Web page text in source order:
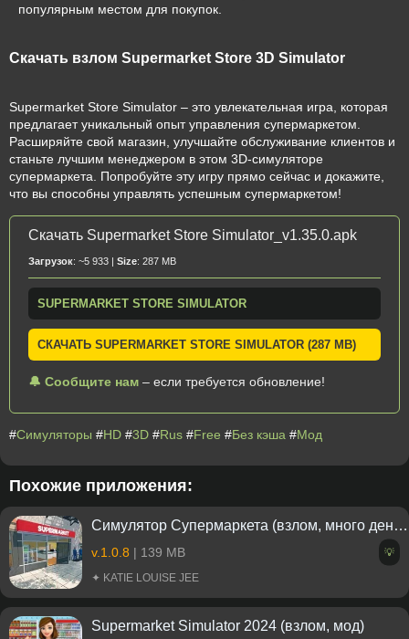
популярным местом для покупок.
Скачать взлом Supermarket Store 3D Simulator
Supermarket Store Simulator – это увлекательная игра, которая
предлагает уникальный опыт управления супермаркетом.
Расширяйте свой магазин, улучшайте обслуживание клиентов и
станьте лучшим менеджером в этом 3D-симуляторе
супермаркета. Попробуйте эту игру прямо сейчас и докажите,
что вы способны управлять успешным супермаркетом!
Скачать Supermarket Store Simulator_v1.35.0.apk
Загрузок: ~5 933 | Size: 287 MB
SUPERMARKET STORE SIMULATOR
СКАЧАТЬ SUPERMARKET STORE SIMULATOR (287 MB)
🔔 Сообщите нам – если требуется обновление!
#Симуляторы #HD #3D #Rus #Free #Без кэша #Мод
Похожие приложения:
Симулятор Супермаркета (взлом, много денег)
v.1.0.8 | 139 MB
✦ KATIE LOUISE JEE
💡
Supermarket Simulator 2024 (взлом, мод)